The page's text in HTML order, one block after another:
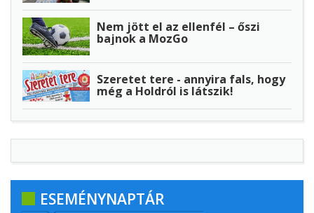
Nem jött el az ellenfél – őszi
bajnok a MozGo
Szeretet tere - annyira fals, hogy
még a Holdról is látszik!
ESEMÉNYNAPTÁR